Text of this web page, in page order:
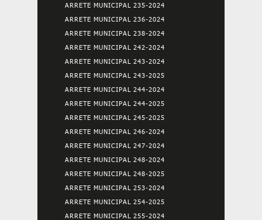
ARRETE MUNICIPAL 235-2024
ARRETE MUNICIPAL 236-2024
ARRETE MUNICIPAL 238-2024
ARRETE MUNICIPAL 242-2024
ARRETE MUNICIPAL 243-2024
ARRETE MUNICIPAL 243-2025
ARRETE MUNICIPAL 244-2024
ARRETE MUNICIPAL 244-2025
ARRETE MUNICIPAL 245-2025
ARRETE MUNICIPAL 246-2024
ARRETE MUNICIPAL 247-2024
ARRETE MUNICIPAL 248-2024
ARRETE MUNICIPAL 248-2025
ARRETE MUNICIPAL 253-2024
ARRETE MUNICIPAL 254-2025
ARRETE MUNICIPAL 255-2024